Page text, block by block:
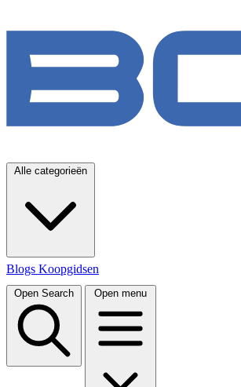
Alle categorieën
Blogs Koopgidsen
Open Search Open menu